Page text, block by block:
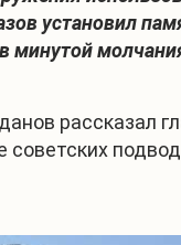
установил
минутой
рассказал